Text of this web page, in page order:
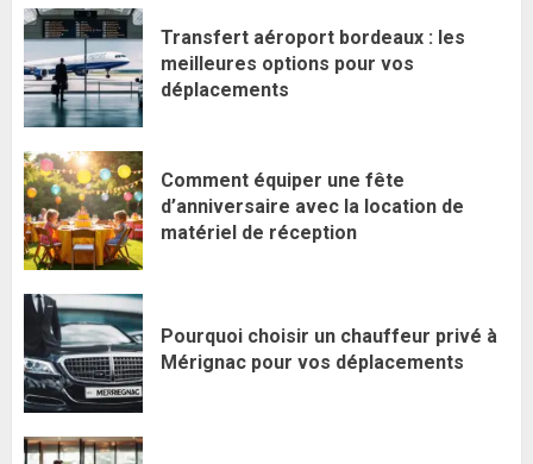
Transfert aéroport bordeaux : les
meilleures options pour vos
déplacements
Comment équiper une fête
d’anniversaire avec la location de
matériel de réception
Pourquoi choisir un chauffeur privé à
Mérignac pour vos déplacements